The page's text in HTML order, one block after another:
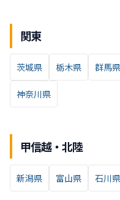
関東
茨城県 栃木県 群馬県
神奈川県
甲信越・北陸
新潟県 富山県 石川県